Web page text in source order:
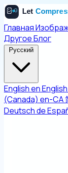
Главная
ДругоеБлог
Русский
Englishen
(Canada) en-CA
Deutschde